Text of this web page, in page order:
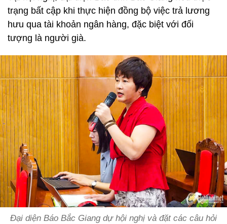
trạng bất cập khi thực hiện đồng bộ việc trả lương
hưu qua tài khoản ngân hàng, đặc biệt với đối
tượng là người già.
Đại diện Báo Bắc Giang dự hội nghị và đặt các câu hỏi